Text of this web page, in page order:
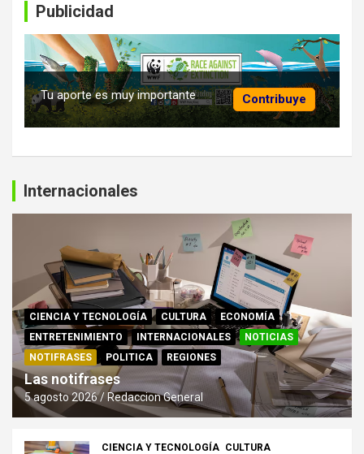
Publicidad
Contribuye
Tu aporte es muy importante
Internacionales
CIENCIA Y TECNOLOGÍA CULTURA
ECONOMÍA
ENTRETENIMIENTO
INTERNACIONALES
NOTICIAS
NOTIFRASES
POLITICA REGIONES
Las notifrases
5 agosto 2026 Redaccion General
CIENCIA Y TECNOLOGÍA CULTURA